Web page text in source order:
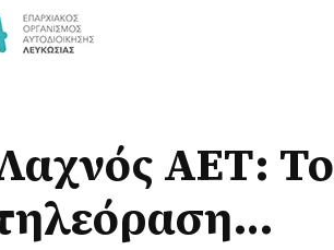
ΑΕΤ: Το